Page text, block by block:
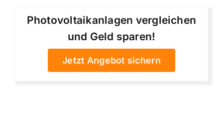
Photovoltaikanlagen vergleichen
und Geld sparen!
Jetzt Angebot sichern